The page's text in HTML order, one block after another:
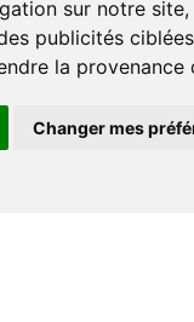
sur notre
publicités
la provenance
Changer mes